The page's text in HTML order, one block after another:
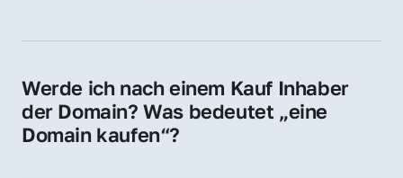
Werde ich nach einem Kauf Inhaber
der Domain? Was bedeutet „eine
Domain kaufen“?